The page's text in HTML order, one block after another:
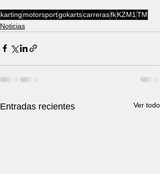
karting motorsportgokartscarrerasfkKZM1 TM
Noticias
Entradas recientes Ver todo